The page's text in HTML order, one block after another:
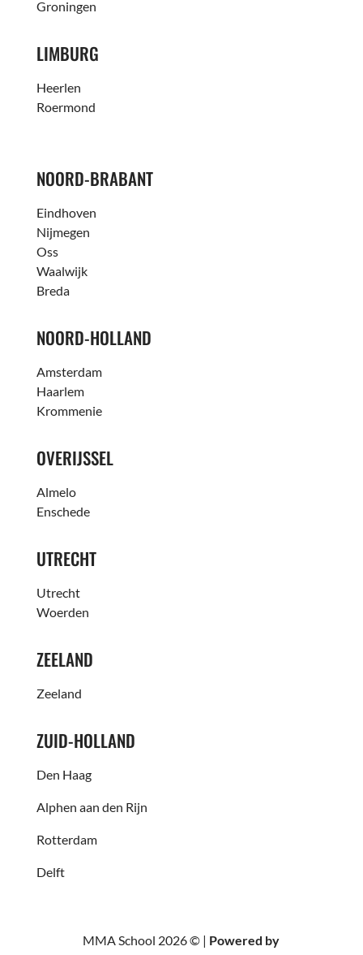
Groningen
LIMBURG
Heerlen
Roermond
NOORD-BRABANT
Eindhoven
Nijmegen
Oss
Waalwijk
Breda
NOORD-HOLLAND
Amsterdam
Haarlem
Krommenie
OVERIJSSEL
Almelo
Enschede
UTRECHT
Utrecht
Woerden
ZEELAND
Zeeland
ZUID-HOLLAND
Den Haag
Alphen aan den Rijn
Rotterdam
Delft
MMA School 2026 © | Powered by